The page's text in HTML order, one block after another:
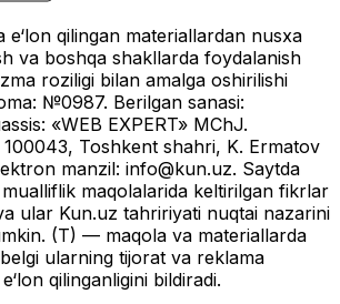
e‘lon qilingan materiallardan nusxa
va boshqa shakllarda foydalanish
roziligi bilan amalga oshirilishi
№0987. Berilgan sanasi:
«WEB EXPERT» MChJ.
Toshkent shahri, K. Ermatov
manzil: info@kun.uz. Saytda
mualliflik maqolalarida keltirilgan fikrlar
ular Kun.uz tahririyati nuqtai nazarini
(T) — maqola va materiallarda
ularning tijorat va reklama
qilinganligini bildiradi.